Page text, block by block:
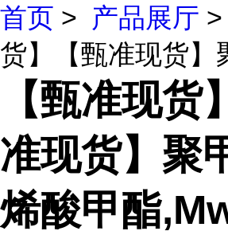
首页 > 产品展厅
货】【甄准现货】
【甄准现货
准现货】聚
烯酸甲酯